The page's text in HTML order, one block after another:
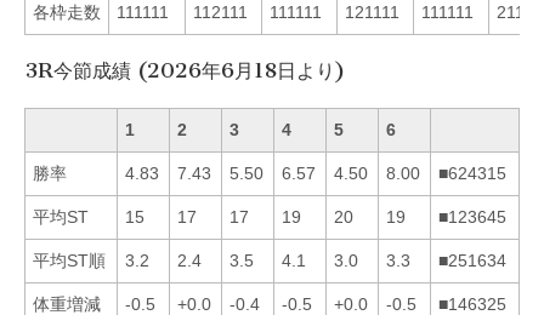
各枠走数 111111 112111 111111 121111 111111
3R今節成績 (2026年6月18日より)
1 2 3 4 5 6
勝率 4.83 7.43 5.50 6.57 4.50 8.00 ■624315
平均ST 15 17 17 19 20 19 ■123645
平均ST順 3.2 2.4 3.5 4.1 3.0 3.3 ■251634
体重増減 -0.5 +0.0 -0.4 -0.5 +0.0 -0.5 ■146325